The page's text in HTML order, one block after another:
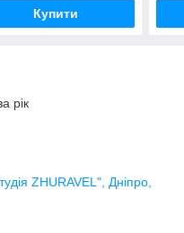
Купити
рік
ZHURAVEL", Дніпро,